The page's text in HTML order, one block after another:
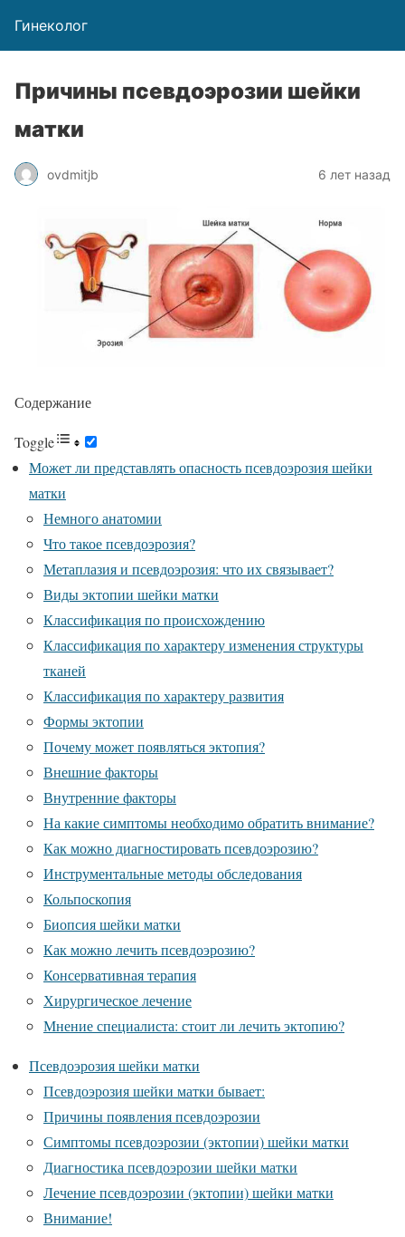
Гинеколог
Причины псевдоэрозии шейки
матки
ovdmitjb 6 лет назад
Содержание
Toggle
Может ли представлять опасность псевдоэрозия шейки
матки
Немного анатомии
Что такое псевдоэрозия?
Метаплазия и псевдоэрозия: что их связывает?
Виды эктопии шейки матки
Классификация по происхождению
Классификация по характеру изменения структуры
тканей
Классификация по характеру развития
Формы эктопии
Почему может появляться эктопия?
Внешние факторы
Внутренние факторы
На какие симптомы необходимо обратить внимание?
Как можно диагностировать псевдоэрозию?
Инструментальные методы обследования
Кольпоскопия
Биопсия шейки матки
Как можно лечить псевдоэрозию?
Консервативная терапия
Хирургическое лечение
Мнение специалиста: стоит ли лечить эктопию?
Псевдоэрозия шейки матки
Псевдоэрозия шейки матки бывает:
Причины появления псевдоэрозии
Симптомы псевдоэрозии (эктопии) шейки матки
Диагностика псевдоэрозии шейки матки
Лечение псевдоэрозии (эктопии) шейки матки
Внимание!